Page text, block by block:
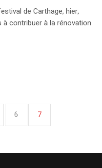
de Carthage, hier,
contribuer à la rénovation
6 7